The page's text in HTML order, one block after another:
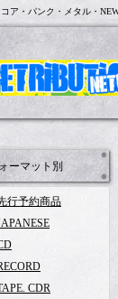
ア・パンク・メタル・
ーマット別
行予約商品
CDR